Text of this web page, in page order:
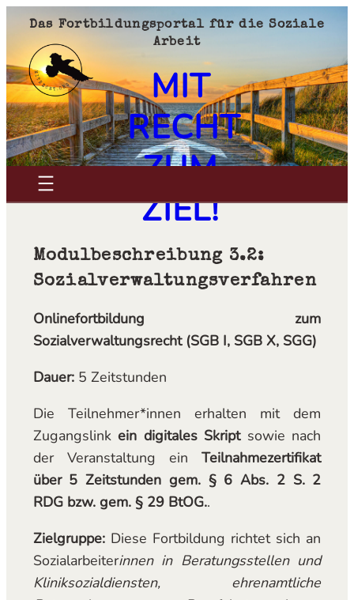
Zum
springen
Das Fortbildungsportal für die Soziale
Arbeit
MIT
RECHT
ZUM
ZIEL!
Modulbeschreibung 3.2:
Sozial­verwaltungs­verfahren
Onlinefortbildung zum
Sozialverwaltungsrecht (SGB I, SGB X, SGG)
Dauer:5 Zeitstunden
Die Teilnehmer*innen erhalten mit dem
Zugangslinkein digitales Skriptsowie nach
der Veranstaltung einTeilnahmezertifikat
über 5 Zeitstunden gem. § 6 Abs. 2 S. 2
RDG bzw. gem. § 29 BtOG..
Zielgruppe:Diese Fortbildung richtet sich an
Sozialarbeiterinnen in Beratungsstellen und
Kliniksozialdiensten, ehrenamtliche